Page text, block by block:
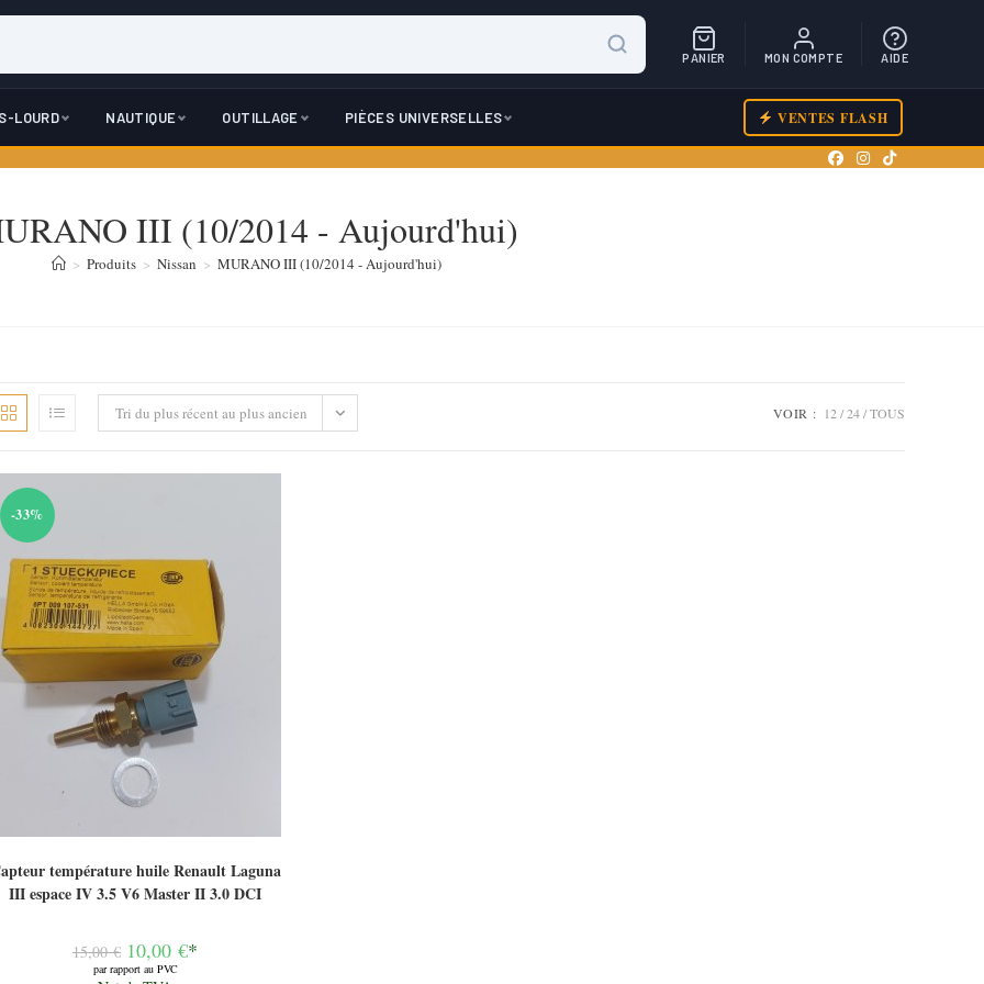
PANIER MON COMPTE AIDE
LOURD NAUTIQUE OUTILLAGE PIÈCES UNIVERSELLES VENTES FLASH
III (10/2014 - Aujourd'hui)
> Produits > Nissan > MURANO III (10/2014 - Aujourd'hui)
Tri du plus récent au plus ancien VOIR : 12 24 TOUS
-33%
température huile Renault Laguna
III espace IV 3.5 V6 Master II 3.0 DCI
15,00€ Le
prix
initial
10,00€*
par rapport au PVC